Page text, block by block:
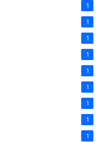
1
1
1
1
1
1
1
1
1